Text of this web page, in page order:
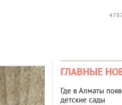
ГЛАВНЫЕ
Где в Алматы
детские сады